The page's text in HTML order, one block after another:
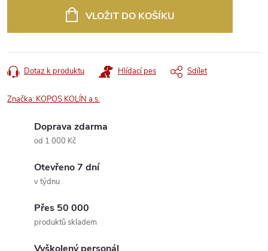
VLOŽIT DO KOŠÍKU
Dotaz k produktu Hlídací pes Sdílet
Značka: KOPOS KOLÍN a.s.
Doprava zdarma
od 1 000 Kč
Otevřeno 7 dní
v týdnu
Přes 50 000
produktů skladem